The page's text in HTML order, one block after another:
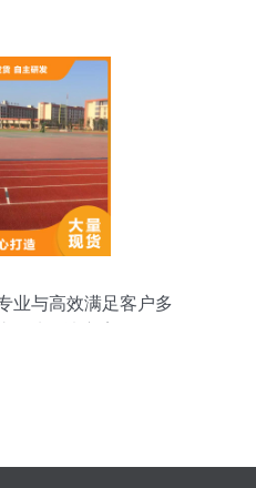
业与高效满足客户多